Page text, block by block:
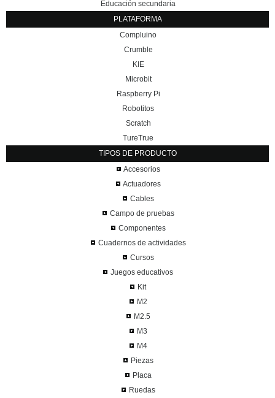
Educación secundaria
PLATAFORMA
Compluino
Crumble
KIE
Microbit
Raspberry Pi
Robotitos
Scratch
TureTrue
TIPOS DE PRODUCTO
Accesorios
Actuadores
Cables
Campo de pruebas
Componentes
Cuadernos de actividades
Cursos
Juegos educativos
Kit
M2
M2.5
M3
M4
Piezas
Placa
Ruedas